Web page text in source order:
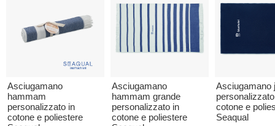
Asciugamano
hammam
personalizzato in
cotone e poliestere
Asciugamano
hammam grande
personalizzato in
cotone e poliestere
Asciugamano
cotone e
Seaqual